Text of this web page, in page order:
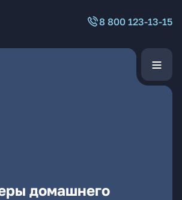
8 800 123-13-15
домашнего